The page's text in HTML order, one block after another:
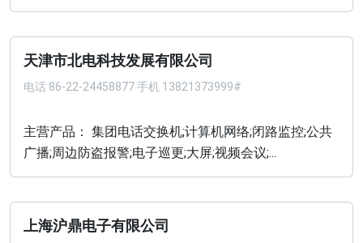
天津市北电科技发展有限公司
电话 86-22-24458877 手机 13821373999#
主营产品： 集团电话交换机;计算机网络;闭路监控;公共
广播;周边防盗报警;电子巡更;大屏;视频会议;...
上海沪鼎电子有限公司